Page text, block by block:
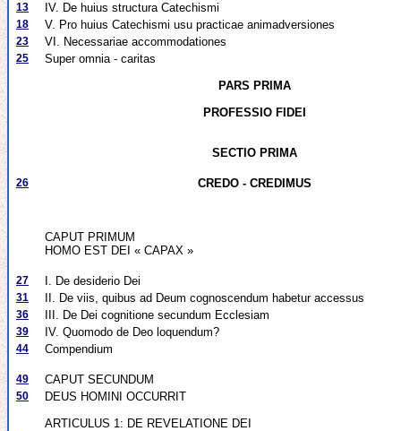
13 IV. De huius structura Catechismi
18 V. Pro huius Catechismi usu practicae animadversiones
23 VI. Necessariae accommodationes
25
Super omnia - caritas
PARS PRIMA
PROFESSIO FIDEI
SECTIO PRIMA
26 CREDO - CREDIMUS
CAPUT PRIMUM
HOMO EST DEI « CAPAX »
27 I. De desiderio Dei
31 II. De viis, quibus ad Deum cognoscendum habetur accessus
36 III. De Dei cognitione secundum Ecclesiam
39 IV. Quomodo de Deo loquendum?
44 Compendium
49 CAPUT SECUNDUM
50
DEUS HOMINI OCCURRIT
ARTICULUS 1: DE REVELATIONE DEI